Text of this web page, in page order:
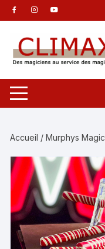
Aller
au
contenu
Accueil /Murphys Magic